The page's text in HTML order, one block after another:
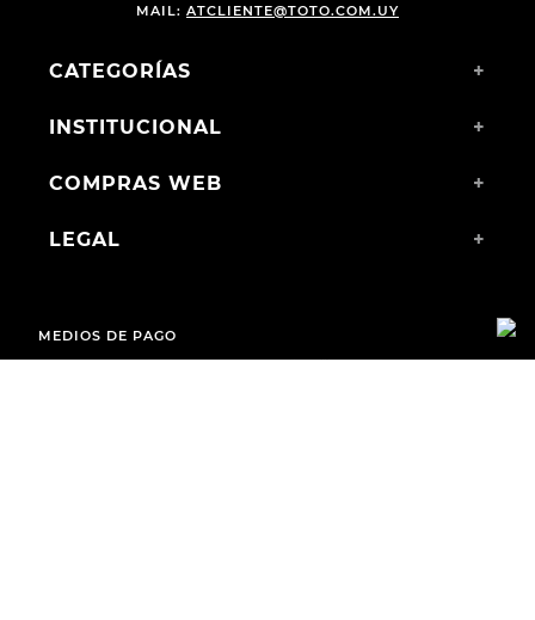
MAIL: ATCLIENTE@TOTO.COM.UY
CATEGORÍAS +
INSTITUCIONAL +
COMPRAS WEB +
LEGAL +
MEDIOS DE PAGO